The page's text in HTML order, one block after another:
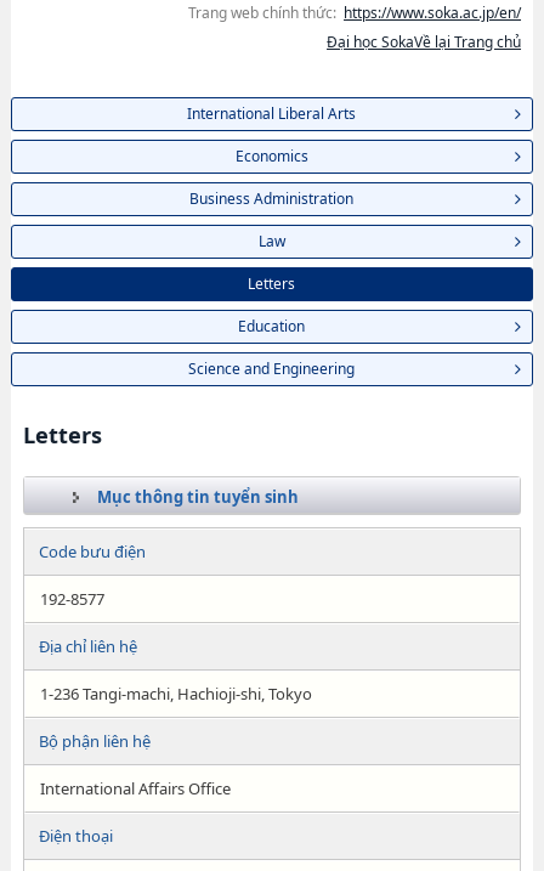
Trang web chính thức: https://www.soka.ac.jp/en/
Đại học SokaVề lại Trang chủ
International Liberal Arts
Economics
Business Administration
Law
Letters
Education
Science and Engineering
Letters
Mục thông tin tuyển sinh
Code bưu điện
192-8577
Địa chỉ liên hệ
1-236 Tangi-machi, Hachioji-shi, Tokyo
Bộ phận liên hệ
International Affairs Office
Điện thoại